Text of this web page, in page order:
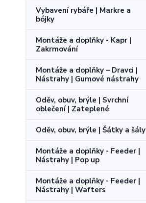
Vybavení rybáře | Markre a
bójky
Montáže a doplňky - Kapr |
Zakrmování
Montáže a doplňky – Dravci |
Nástrahy | Gumové nástrahy
Oděv, obuv, brýle | Svrchní
oblečení | Zateplené
Oděv, obuv, brýle | Šátky a šály
Montáže a doplňky - Feeder |
Nástrahy | Pop up
Montáže a doplňky - Feeder |
Nástrahy | Wafters